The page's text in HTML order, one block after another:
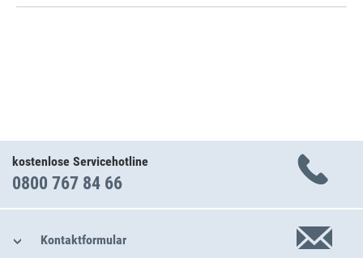
kostenlose Servicehotline
0800 767 84 66
Kontaktformular